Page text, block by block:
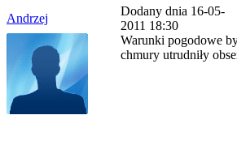
Andrzej
Dodany dnia 16-05-
2011 18:30
Warunki pogodowe
chmury utrudniły